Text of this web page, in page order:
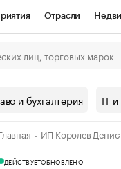
Отрасли
Проверка
валюты
и бухгалтерия IT и
ИП Королёв Денис
ДЕЙСТВУЕТОБНОВЛЕНО